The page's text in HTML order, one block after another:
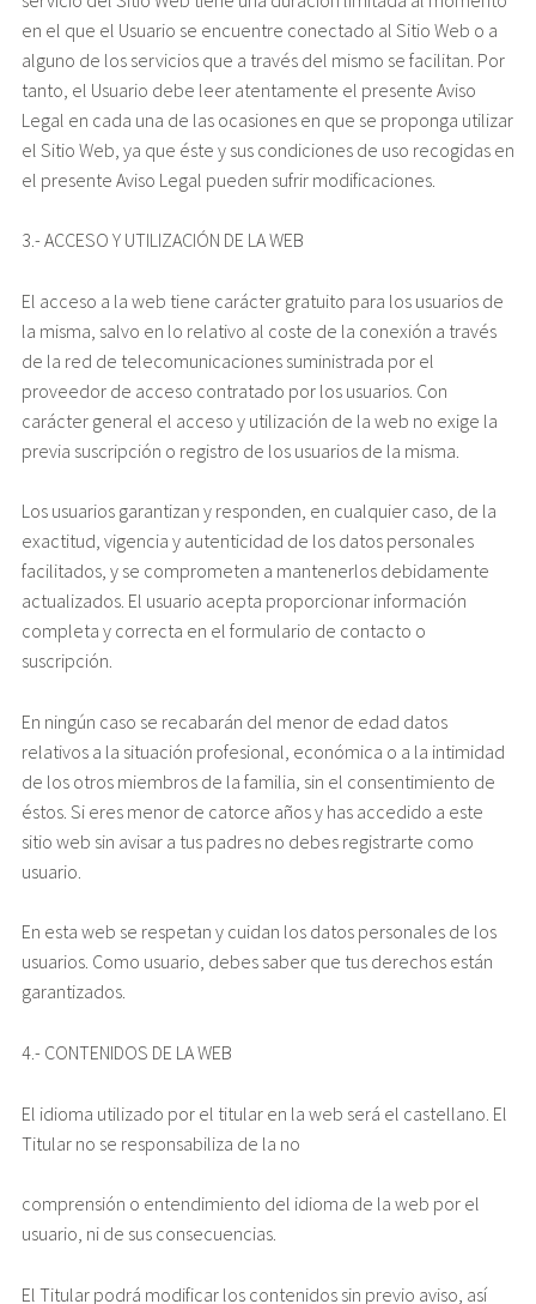
en el que el Usuario se encuentre conectado al Sitio Web o a
alguno de los servicios que a través del mismo se facilitan. Por
tanto, el Usuario debe leer atentamente el presente Aviso
Legal en cada una de las ocasiones en que se proponga utilizar
el Sitio Web, ya que éste y sus condiciones de uso recogidas en
el presente Aviso Legal pueden sufrir modificaciones.
3.- ACCESO Y UTILIZACIÓN DE LA WEB
El acceso a la web tiene carácter gratuito para los usuarios de
la misma, salvo en lo relativo al coste de la conexión a través
de la red de telecomunicaciones suministrada por el
proveedor de acceso contratado por los usuarios. Con
carácter general el acceso y utilización de la web no exige la
previa suscripción o registro de los usuarios de la misma.
Los usuarios garantizan y responden, en cualquier caso, de la
exactitud, vigencia y autenticidad de los datos personales
facilitados, y se comprometen a mantenerlos debidamente
actualizados. El usuario acepta proporcionar información
completa y correcta en el formulario de contacto o
suscripción.
En ningún caso se recabarán del menor de edad datos
relativos a la situación profesional, económica o a la intimidad
de los otros miembros de la familia, sin el consentimiento de
éstos. Si eres menor de catorce años y has accedido a este
sitio web sin avisar a tus padres no debes registrarte como
usuario.
En esta web se respetan y cuidan los datos personales de los
usuarios. Como usuario, debes saber que tus derechos están
garantizados.
4.- CONTENIDOS DE LA WEB
El idioma utilizado por el titular en la web será el castellano. El
Titular no se responsabiliza de la no
comprensión o entendimiento del idioma de la web por el
usuario, ni de sus consecuencias.
El Titular podrá modificar los contenidos sin previo aviso, así